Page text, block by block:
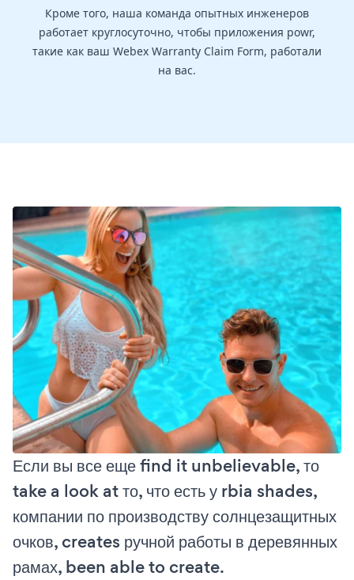
Кроме того, наша команда опытных инженеров
работает круглосуточно, чтобы приложения powr,
такие как ваш Webex Warranty Claim Form, работали
на вас.
Если вы все еще find it unbelievable, то
take a look at то, что есть у rbia shades,
компании по производству солнцезащитных
очков, creates ручной работы в деревянных
рамах, been able to create.